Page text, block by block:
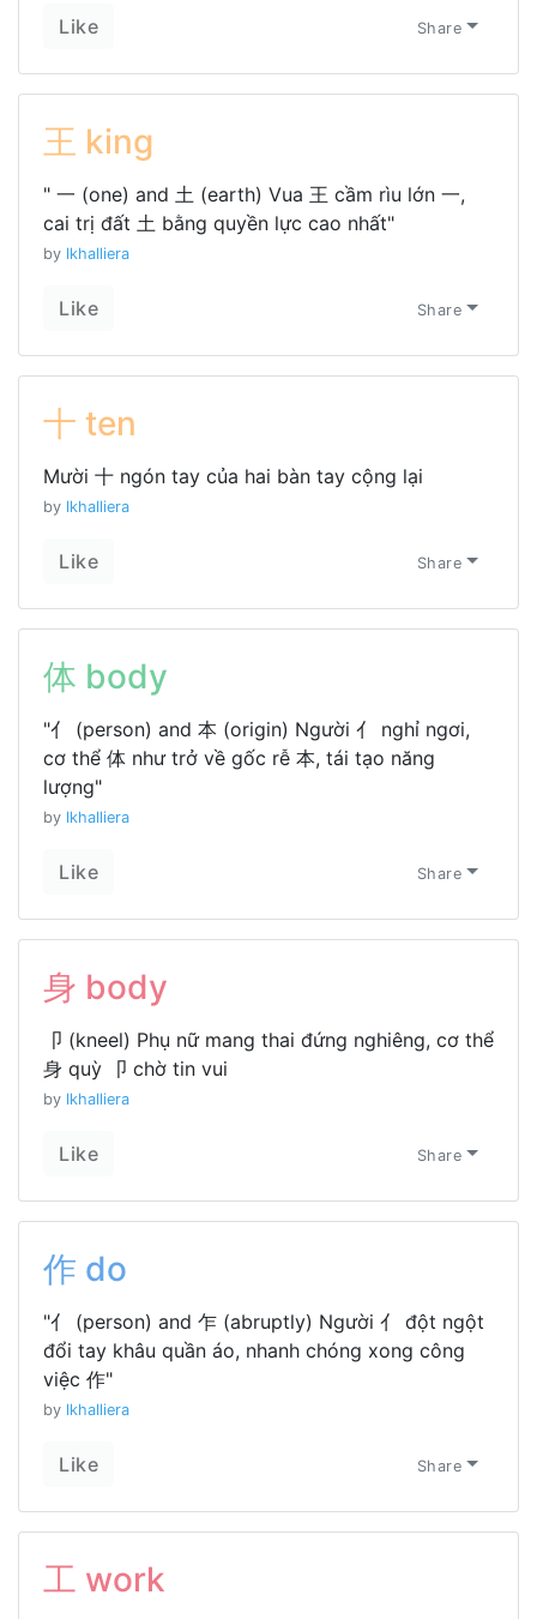
Like Share
王 king
" 一 (one) and 土 (earth) Vua 王 cầm rìu lớn 一,
cai trị đất 土 bằng quyền lực cao nhất"
by lkhalliera
Like Share
十 ten
Mười 十 ngón tay của hai bàn tay cộng lại
by lkhalliera
Like Share
体 body
"亻 (person) and 本 (origin) Người 亻 nghỉ ngơi,
cơ thể 体 như trở về gốc rễ 本, tái tạo năng
lượng"
by lkhalliera
Like Share
身 body
卩 (kneel) Phụ nữ mang thai đứng nghiêng, cơ thể
身 quỳ 卩 chờ tin vui
by lkhalliera
Like Share
作 do
"亻 (person) and 乍 (abruptly) Người 亻 đột ngột
đổi tay khâu quần áo, nhanh chóng xong công
việc 作"
by lkhalliera
Like Share
工 work